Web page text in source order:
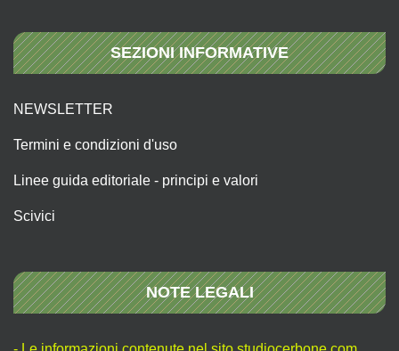
SEZIONI INFORMATIVE
NEWSLETTER
Termini e condizioni d'uso
Linee guida editoriale - principi e valori
Scivici
NOTE LEGALI